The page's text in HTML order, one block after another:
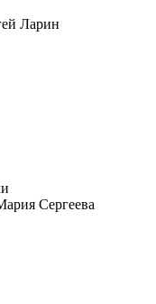
Ларин
Сергеева